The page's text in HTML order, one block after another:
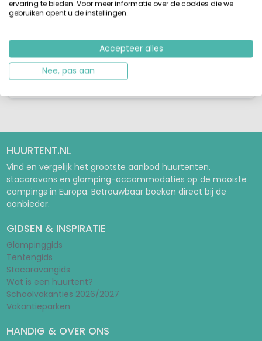
Een campingparadijsje in Montenegro dat kun je Sea Glamping
kustplaatsen Budva en Tivat, maken dit een toplocatie. Je logeert hier in
fijne nieuwe lodgetenten met eigen badkamer en deze zijn verder
compleet i...
HUURTENT.NL
Vind en vergelijk het grootste aanbod huurtenten,
stacaravans en glamping-accommodaties op de mooiste
campings in Europa. Betrouwbaar boeken direct bij de
aanbieder.
GIDSEN & INSPIRATIE
Glampinggids
Tentengids
Stacaravangids
Wat is een huurtent?
Schoolvakanties 2026/2027
Vakantieparken
HANDIG & OVER ONS
ervaring te bieden. Voor meer informatie over de cookies die we
gebruiken opent u de instellingen.
Accepteer alles
Nee, pas aan